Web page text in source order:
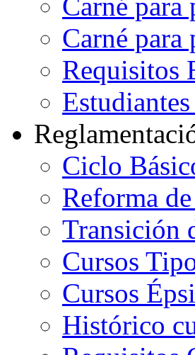
Carné para
Carné para
Requisitos
Ciclo
Reforma
Transición
Cursos
Cursos
Histórico